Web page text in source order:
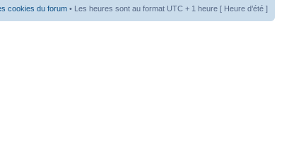
cookies du forum • Les heures sont au format UTC + 1 heure [ Heure d’été ]